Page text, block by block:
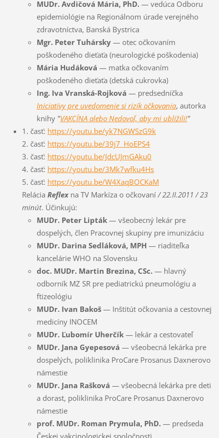
MUDr. Avdičová Mária, PhD.— vedúca Odboru
epidemiológie na Regionálnom úrade verejného
zdravotníctva, Banská Bystrica
Mgr. Peter Tuhársky— otec očkovaním
poškodeného dieťaťa (neurologické poškodenia)
Mária Hudáková — matka očkovaním
poškodeného dieťaťa (detská cukrovka)
Ing. Iva Vranská-Rojková — predsedníčka
Iniciatívy pre uvedomenie si rizík očkovania, autorka
knihy "VAKCÍNA alebo Nedovoľ, aby mi ublížili!"
1. časť: https://youtu.be/yk7NGWSzG9k
2. časť: https://youtu.be/39j7_HoEPS4
3. časť: https://youtu.be/JdcUJmGAku0
4. časť: https://youtu.be/3Mk7wfku4Hs
5. časť: https://youtu.be/W4XaqBOCKaM
Relácia Reflex na TV Markíza o očkovaní / 22.II.2011 / 23
minút. Účinkujú:
MUDr. Peter Lipták— všeobecný lekár pre
dospelých, člen Pracovnej skupiny pre imunizáciu
MUDr. Darina Sedláková, MPH — riaditeľka
kancelárie WHO na Slovensku
doc. MUDr. Martin Brezina, CSc.— hlavný
odborník MZ SR pre pediatrickú pneumológiu a
ftizeológiu
MUDr. Ivan Bakoš— Inštitút očkovania a cestovnej
medicíny INOCEM
MUDr. Ľubomír Uherčík— lekár a cestovateľ
MUDr. Jana Gyepesová — všeobecná lekárka pre
dospelých, poliklinika ProCare Prosanus Daxnerovo
námestie
MUDr. Jana Rašková — všeobecná lekárka pre deti
a dorast, poliklinika ProCare Prosanus Daxnerovo
námestie
prof. MUDr. Roman Prymula, PhD.— predseda
Českej vakcinologickej spoločnosti